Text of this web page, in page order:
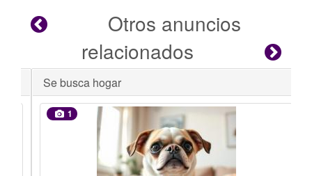
Otros anuncios
relacionados
Se busca hogar
1